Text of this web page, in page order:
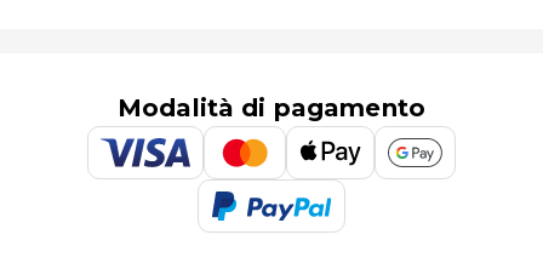
Modalità di pagamento